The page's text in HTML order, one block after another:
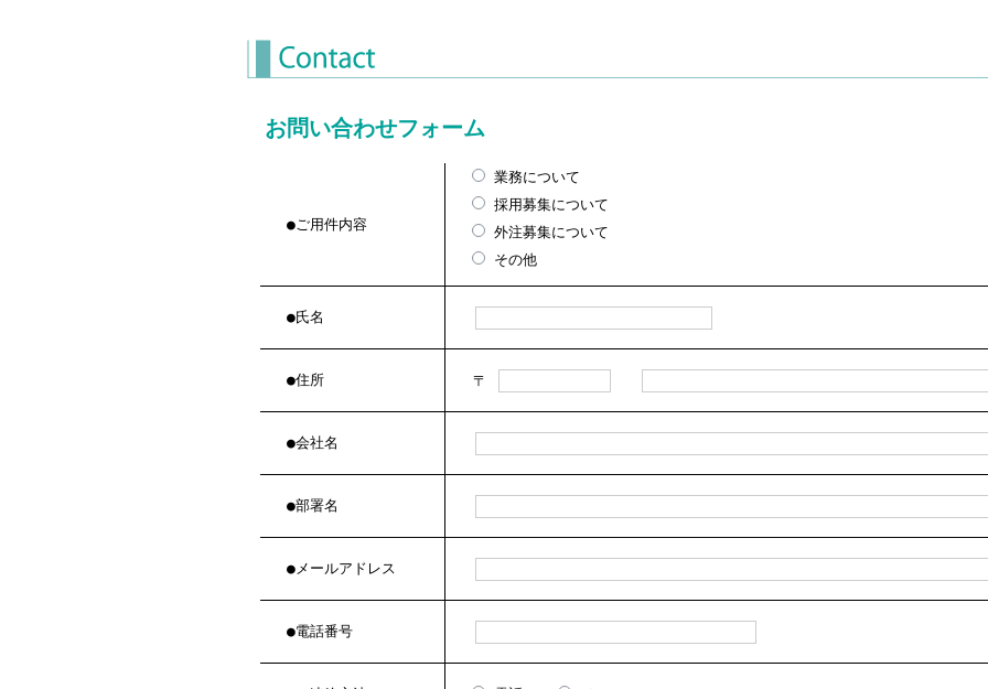
お問い合わせフォーム
●ご用件内容
業務について
採用募集について
外注募集について
その他
●氏名
●住所 〒
●会社名
●部署名
●メールアドレス
●電話番号